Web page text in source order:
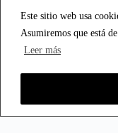
Este sitio web usa
Asumiremos que está
Leer más
Scalapay Política
Copyright © 2021 all